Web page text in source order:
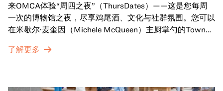
来OMCA体验“周四之夜”（ThursDates）——这是您每周
一次的博物馆之夜，尽享鸡尾酒、文化与社群氛围。您可以
在米歇尔·麦奎因（Michele McQueen）主厨掌勺的Town
探索那些在夜幕下焕发活力的展厅，那里将呈现快闪表演、
了解更多